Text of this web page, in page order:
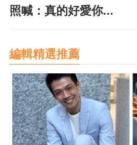
照喊：真的好愛你...
編輯精選推薦